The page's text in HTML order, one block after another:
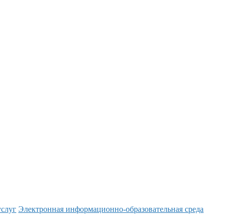
Электронная информационно-образовательная среда